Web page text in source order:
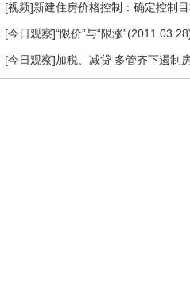
[视频]新建住房价格控制：确定控制
[今日观察]“限价”与“限涨
[今日观察]加税、减贷 多管齐下遏制